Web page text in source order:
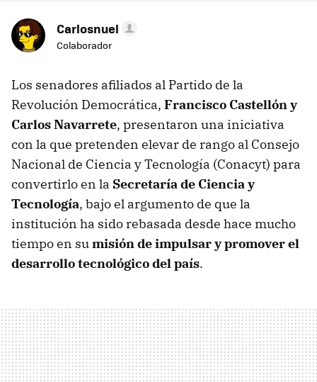
Carlosnuel
Colaborador
Los senadores afiliados al Partido de la
Revolución Democrática, Francisco Castellón y
Carlos Navarrete, presentaron una iniciativa
con la que pretenden elevar de rango al Consejo
Nacional de Ciencia y Tecnología (Conacyt) para
convertirlo en la Secretaría de Ciencia y
Tecnología, bajo el argumento de que la
institución ha sido rebasada desde hace mucho
tiempo en sumisión de impulsar y promover el
desarrollo tecnológico del país.